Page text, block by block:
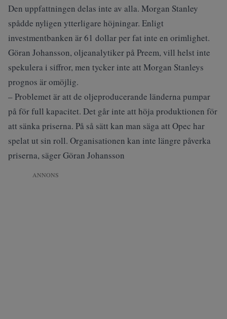
Den uppfattningen delas inte av alla. Morgan Stanley
spådde nyligen ytterligare höjningar. Enligt
investmentbanken är 61 dollar per fat inte en orimlighet.
Göran Johansson, oljeanalytiker på Preem, vill helst inte
spekulera i siffror, men tycker inte att Morgan Stanleys
prognos är omöjlig.
– Problemet är att de oljeproducerande länderna pumpar
på för full kapacitet. Det går inte att höja produktionen för
att sänka priserna. På så sätt kan man säga att Opec har
spelat ut sin roll. Organisationen kan inte längre påverka
priserna, säger Göran Johansson
ANNONS